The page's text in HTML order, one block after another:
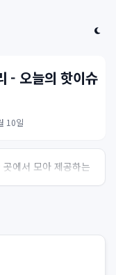
- 오늘의 핫이슈
10일
에서 모아 제공하는
에 살펴보세요.